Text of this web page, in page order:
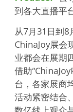
到各大直播平台
从7月31日到8
ChinaJoy展会
业都会在展期
借助
台，各家展商
活动紧密结合